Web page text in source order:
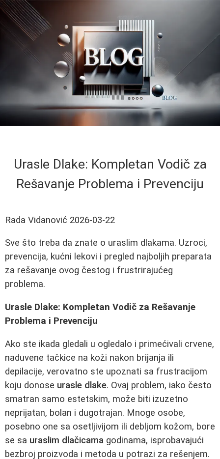
Urasle Dlake: Kompletan Vodič za
Rešavanje Problema i Prevenciju
Rada Vidanović 2026-03-22
Sve što treba da znate o uraslim dlakama. Uzroci,
prevencija, kućni lekovi i pregled najboljih preparata
za rešavanje ovog čestog i frustrirajućeg
problema.
Urasle Dlake: Kompletan Vodič za Rešavanje
Problema i Prevenciju
Ako ste ikada gledali u ogledalo i primećivali crvene,
naduvene tačkice na koži nakon brijanja ili
depilacije, verovatno ste upoznati sa frustracijom
koju donose urasle dlake. Ovaj problem, iako često
smatran samo estetskim, može biti izuzetno
neprijatan, bolan i dugotrajan. Mnoge osobe,
posebno one sa osetljivijom ili debljom kožom, bore
se sa uraslim dlačicama godinama, isprobavajući
bezbroj proizvoda i metoda u potrazi za rešenjem.